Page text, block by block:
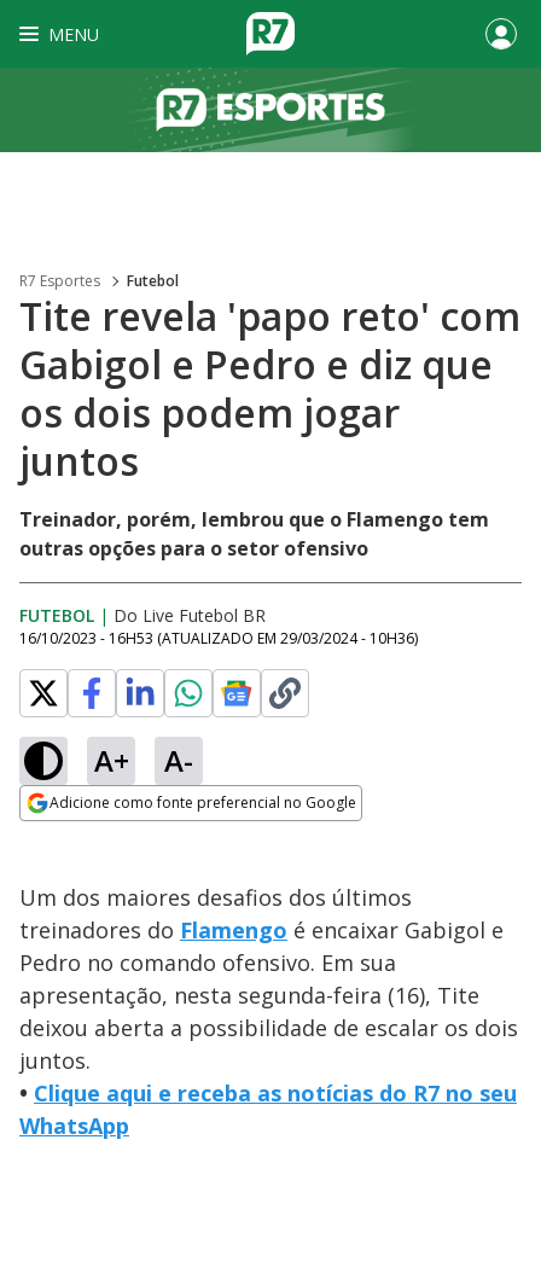
MENU
R7 Esportes Futebol
Tite revela 'papo reto' com
Gabigol e Pedro e diz que
os dois podem jogar
juntos
Treinador, porém, lembrou que o Flamengo tem
outras opções para o setor ofensivo
FUTEBOL | Do Live Futebol BR
16/10/2023 - 16H53 (ATUALIZADO EM 29/03/2024 - 10H36)
A+ A-
Adicione como fonte preferencial no Google
Um dos maiores desafios dos últimos
treinadores do Flamengo é encaixar Gabigol e
Pedro no comando ofensivo. Em sua
apresentação, nesta segunda-feira (16), Tite
deixou aberta a possibilidade de escalar os dois
juntos.
• Clique aqui e receba as notícias do R7 no seu
WhatsApp